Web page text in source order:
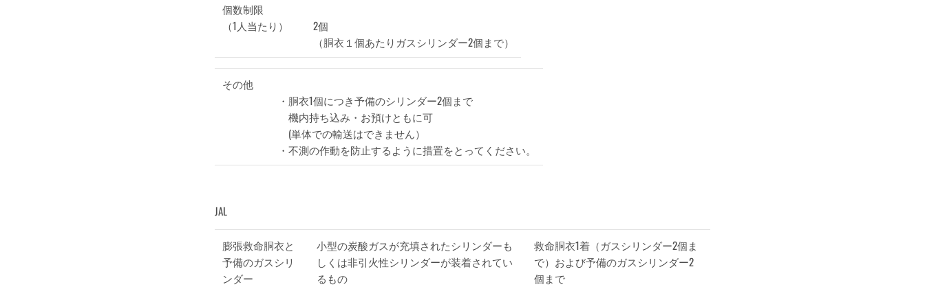
個数制限
（1人当たり）
2個
（胴衣１個あたりガスシリンダー2個まで）
その他
・胴衣1個につき予備のシリンダー2個まで
機内持ち込み・お預けともに可
(単体での輸送はできません）
・不測の作動を防止するように措置をとってください。
JAL
膨張救命胴衣と
予備のガスシリ
ンダー
小型の炭酸ガスが充填されたシリンダーも
しくは非引火性シリンダーが装着されてい
るもの
救命胴衣1着（ガスシリンダー2個ま
で）および予備のガスシリンダー2
個まで